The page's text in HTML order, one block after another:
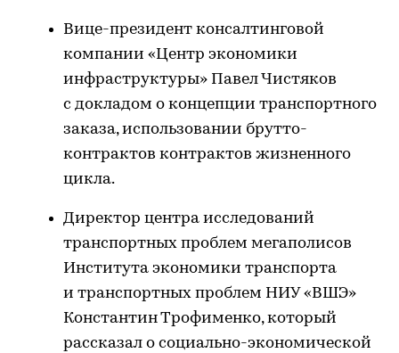
Вице-президент консалтинговой
компании «Центр экономики
инфраструктуры» Павел Чистяков
с докладом о концепции транспортного
заказа, использовании брутто-
контрактов контрактов жизненного
цикла.
Директор центра исследований
транспортных проблем мегаполисов
Института экономики транспорта
и транспортных проблем НИУ «ВШЭ»
Константин Трофименко, который
рассказал о социально-экономической